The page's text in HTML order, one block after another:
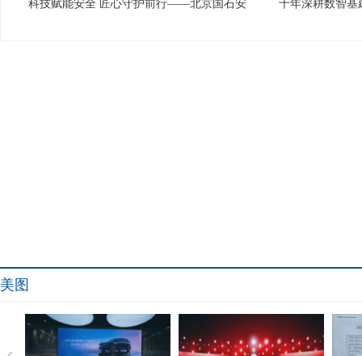
·科技赋能安全 匠心守护前行——北京国石安 ·十年深耕数智基
美图